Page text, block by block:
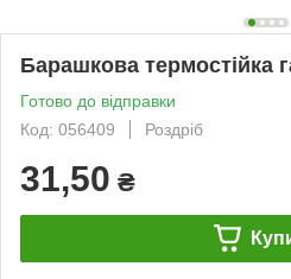
Барашкова термостійка
Готово до відправки
Код: 056409
Роздріб
31,50 ₴